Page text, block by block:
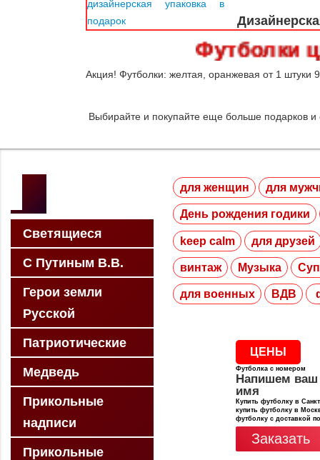
Футболки
Акция! Футболки: желтая, оранжевая от 1 штуки
Выбирайте и покупайте еще больше подарков и
Светящиеся
С Путиным В.В.
Герои земли
Русской
Патриотические
Медведь
Прикольные
надписи
Прикольные
для женщин для
День рождения годики
keep calm для друзей
винтаж Музыка
для военных ВДВ
ЦЕНЫ
Футболка с номером
Напишем ваш
имя
Купить футболку в
купить футболку в
футболку с доставкой
Заказать